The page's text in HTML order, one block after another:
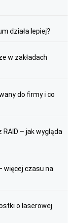
działa lepiej?
w zakładach
do firmy i co
– jak wygląda
więcej czasu na
o laserowej